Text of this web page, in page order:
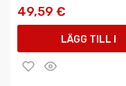
49,59 €
LÄGG TILL I
VARUKORGEN